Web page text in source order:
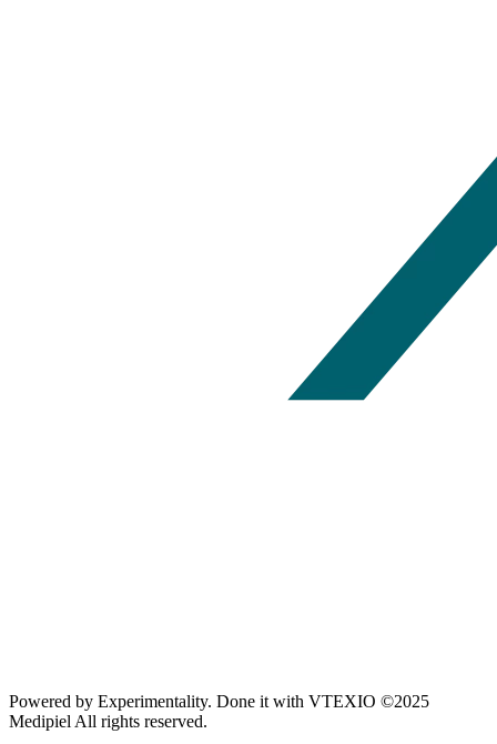
Powered by Experimentality. Done it with VTEXIO ©2025
Medipiel All rights reserved.